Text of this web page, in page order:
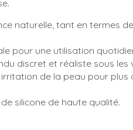
naturelle, tant en termes
pour une utilisation
discret et réaliste sous les
de la peau pour plus
silicone de haute qualité.